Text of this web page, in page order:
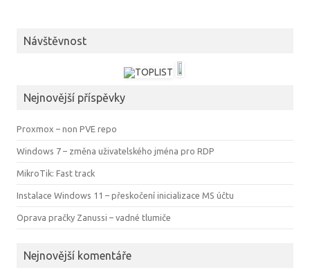
Návštěvnost
Nejnovější příspěvky
Proxmox – non PVE repo
Windows 7 – změna uživatelského jména pro RDP
MikroTik: Fast track
Instalace Windows 11 – přeskočení inicializace MS účtu
Oprava pračky Zanussi – vadné tlumiče
Nejnovější komentáře